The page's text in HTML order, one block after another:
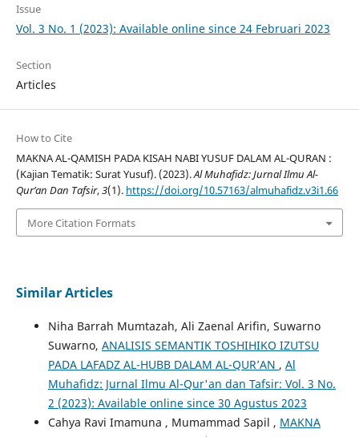
Issue
Vol. 3 No. 1 (2023): Available online since 24 Februari 2023
Section
Articles
How to Cite
MAKNA AL-QAMISH PADA KISAH NABI YUSUF DALAM AL-QURAN :
(Kajian Tematik: Surat Yusuf). (2023).Al Muhafidz: Jurnal Ilmu Al-
Qur’an Dan Tafsir,3(1). https://doi.org/10.57163/almuhafidz.v3i1.66
More Citation Formats
Similar Articles
Niha Barrah Mumtazah, Ali Zaenal Arifin, Suwarno
Suwarno, ANALISIS SEMANTIK TOSHIHIKO IZUTSU
PADA LAFADZ AL-HUBB DALAM AL-QUR’AN , Al
Muhafidz: Jurnal Ilmu Al-Qur'an dan Tafsir: Vol. 3 No.
2 (2023): Available online since 30 Agustus 2023
Cahya Ravi Imamuna , Mumammad Sapil , MAKNA